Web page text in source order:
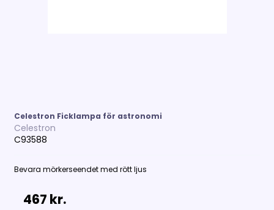
Celestron Ficklampa för astronomi
Celestron
C93588
Bevara mörkerseendet med rött ljus
467 kr.